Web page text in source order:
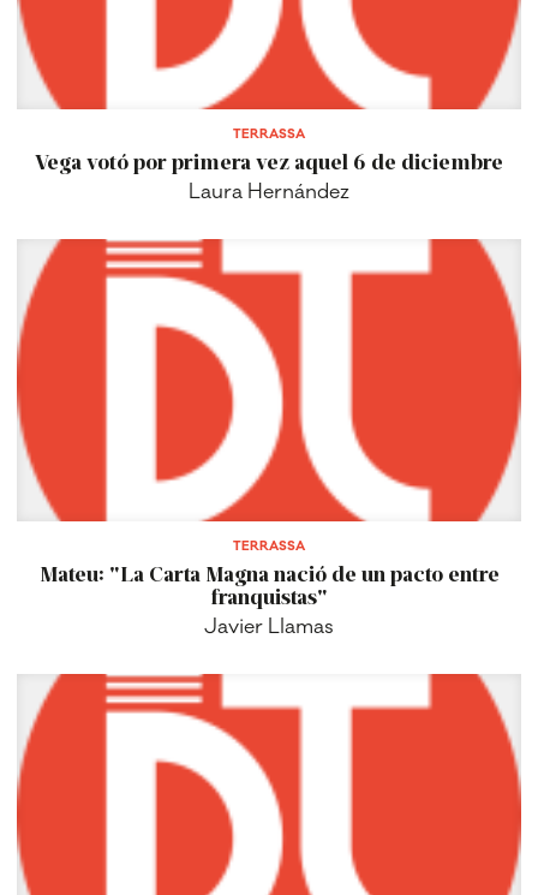
TERRASSA
Vega votó por primera vez aquel 6 de diciembre
Laura Hernández
TERRASSA
Mateu: "La Carta Magna nació de un pacto entre
franquistas"
Javier Llamas